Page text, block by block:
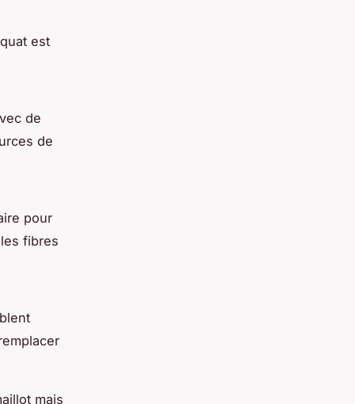
est
de
de
pour
fibres
mais